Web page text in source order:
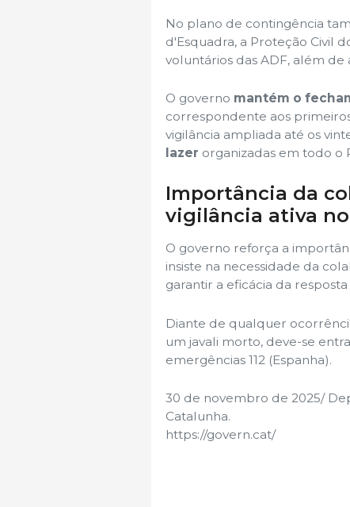
No plano de contingência
d'Esquadra, a Proteção Civil
voluntários das ADF, além de
O governo mantém o
correspondente aos
vigilância ampliada até os
lazer organizadas em todo o
Importância da
vigilância ativa
O governo reforça a
insiste na necessidade da
garantir a eficácia da resposta
Diante de qualquer
um javali morto, deve-se
emergências 112 (Espanha).
30 de novembro de 2025/
Catalunha.
https://govern.cat/